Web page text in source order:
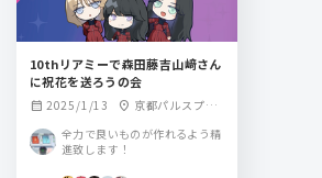
10thリアミーで森田藤吉山﨑さん
に祝花を送ろうの会
calendar_month 2025/1/13 location_on 京都パルスプラ
全力で良いものが作れるよう精
進致します！